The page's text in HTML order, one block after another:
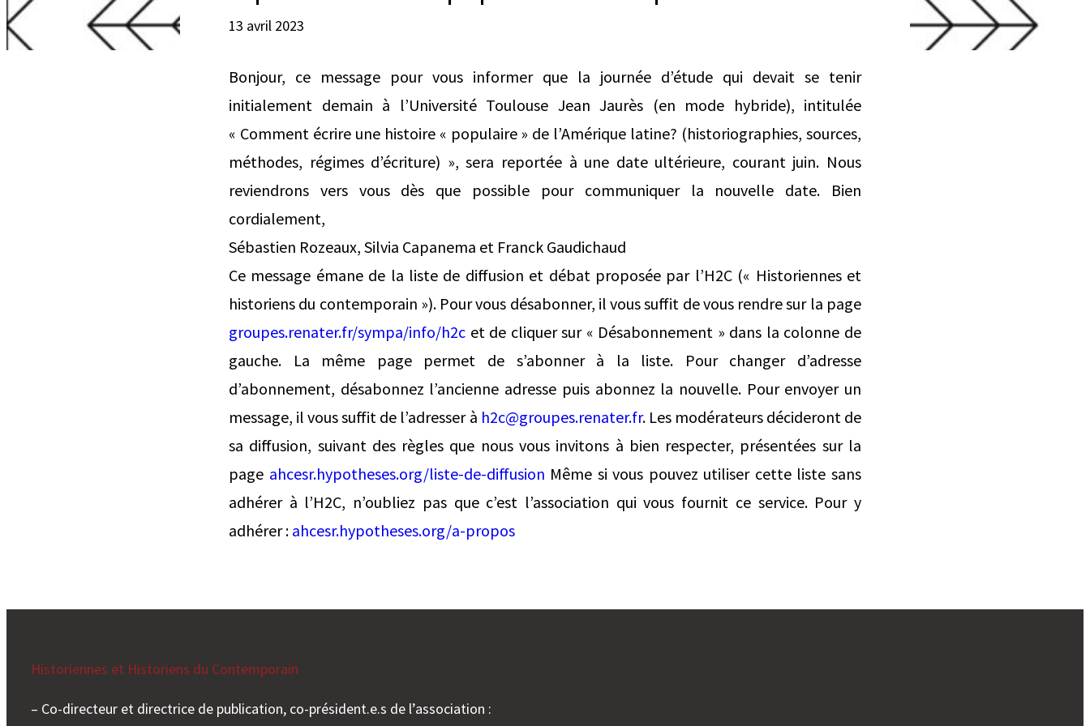
13 avril 2023
Bonjour, ce message pour vous informer que la journée d’étude qui devait se tenir
initialement demain à l’Université Toulouse Jean Jaurès (en mode hybride), intitulée
« Comment écrire une histoire « populaire » de l’Amérique latine? (historiographies, sources,
méthodes, régimes d’écriture) », sera reportée à une date ultérieure, courant juin. Nous
reviendrons vers vous dès que possible pour communiquer la nouvelle date. Bien
cordialement,
Sébastien Rozeaux, Silvia Capanema et Franck Gaudichaud
Ce message émane de la liste de diffusion et débat proposée par l’H2C (« Historiennes et
historiens du contemporain »). Pour vous désabonner, il vous suffit de vous rendre sur la page
groupes.renater.fr/sympa/info/h2c et de cliquer sur « Désabonnement » dans la colonne de
gauche. La même page permet de s’abonner à la liste. Pour changer d’adresse
d’abonnement, désabonnez l’ancienne adresse puis abonnez la nouvelle. Pour envoyer un
message, il vous suffit de l’adresser à h2c@groupes.renater.fr. Les modérateurs décideront de
sa diffusion, suivant des règles que nous vous invitons à bien respecter, présentées sur la
page ahcesr.hypotheses.org/liste-de-diffusion Même si vous pouvez utiliser cette liste sans
adhérer à l’H2C, n’oubliez pas que c’est l’association qui vous fournit ce service. Pour y
adhérer : ahcesr.hypotheses.org/a-propos
Historiennes et Historiens du Contemporain
– Co-directeur et directrice de publication, co-président.e.s de l’association :